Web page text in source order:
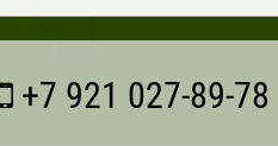
+7 921 027-89-78